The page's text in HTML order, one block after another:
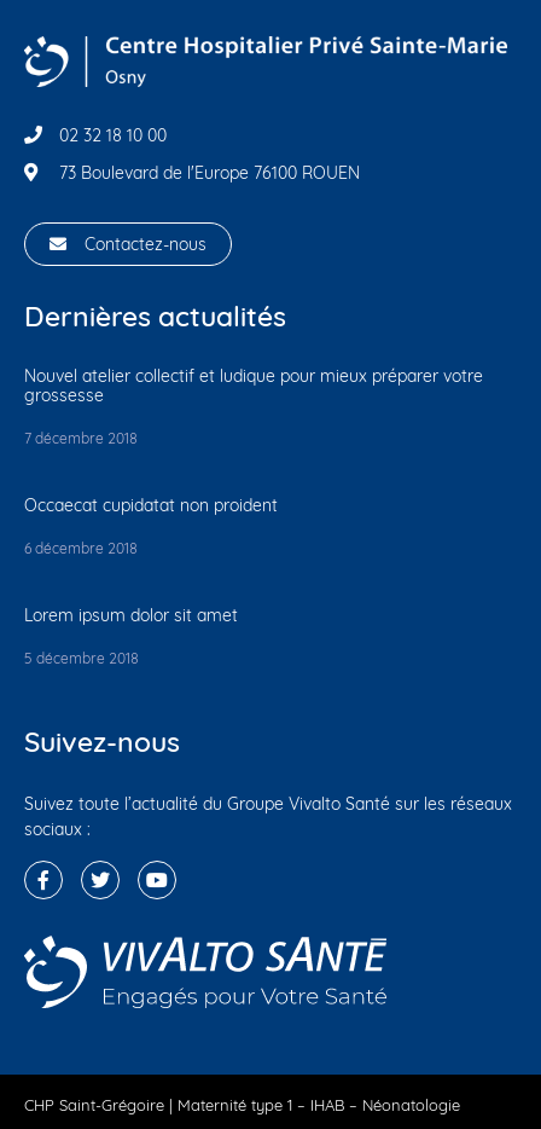
02 32 18 10 00
73 Boulevard de l'Europe 76100 ROUEN
Contactez-nous
Dernières actualités
Nouvel atelier collectif et ludique pour mieux préparer votre
grossesse
7 décembre 2018
Occaecat cupidatat non proident
6 décembre 2018
Lorem ipsum dolor sit amet
5 décembre 2018
Suivez-nous
Suivez toute l’actualité du Groupe Vivalto Santé sur les réseaux
sociaux :
CHP Saint-Grégoire | Maternité type 1 – IHAB – Néonatologie